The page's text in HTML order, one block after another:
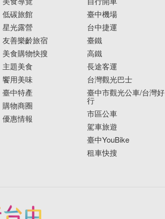
低碳旅館
星光露營
友善樂齡旅宿
美食購物快搜
主題美食
饗用美味
臺中特產
購物商圈
優惠情報
臺中機場
台中捷運
臺鐵
高鐵
長途客運
台灣觀光巴士
臺中市觀光公車/台灣好
行
市區公車
駕車旅遊
臺中YouBike
租車快搜